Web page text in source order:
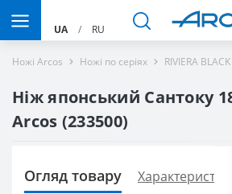
UA / RU
Ножі Arcos Ножі по серіях RIVIERA BLACK
Ніж японський Сантоку
Arcos (233500)
Огляд товару Характеристики